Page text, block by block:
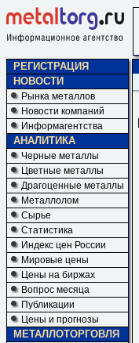
РЕГИСТРАЦИЯ
НОВОСТИ
Рынка металлов
Новости компаний
Информагентства
АНАЛИТИКА
Черные металлы
Цветные металлы
Драгоценные металлы
Металлолом
Сырье
Статистика
Индекс цен России
Мировые цены
Цены на биржах
Вопрос месяца
Публикации
Цены и прогнозы
МЕТАЛЛОТОРГОВЛЯ